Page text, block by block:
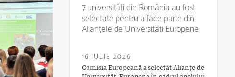
7 universități din România au fost
selectate pentru a face parte din
Alianțele de Universități Europene
16 IULIE 2026
Comisia Europeană a selectat Alianțe de